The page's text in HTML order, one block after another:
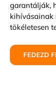
garantálják,
kihívásainak
tökéletesen
FEDEZD